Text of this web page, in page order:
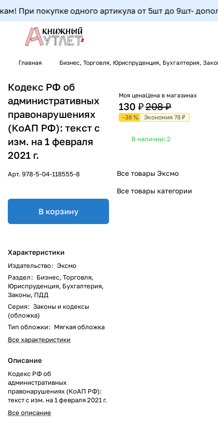
При покупке одного артикула от 5шт до 9шт-
Главная Бизнес, Торговля, Юриспруденция, Бухгалтерия,
Кодекс РФ об
административных
правонарушениях
(КоАП РФ): текст с
изм. на 1 февраля
2021 г.
Арт. 978-5-04-118555-8
В корзину
Характеристики
Издательство: Эксмо
Раздел: Бизнес, Торговля,
Юриспруденция, Бухгалтерия,
Законы, ПДД
Серия: Законы и кодексы
(обложка)
Тип обложки: Мягкая обложка
Все характеристики
Описание
Кодекс РФ об
административных
правонарушениях (КоАП РФ):
текст с изм. на 1 февраля 2021 г.
Все описание
Моя цена
130 ₽
Цена в магазинах
208 ₽
-38 % Экономия 78 ₽
В наличии: 2
Все товары Эксмо
Все товары категории